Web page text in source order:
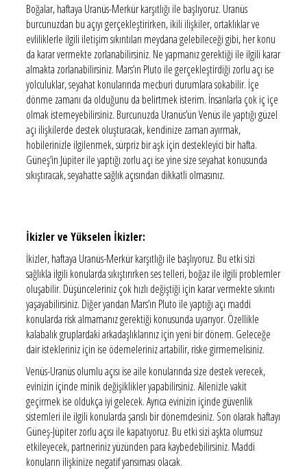
Boğalar, haftaya Uranüs-Merkür karşıtlığı ile başlıyoruz. Uranüs
burcunuzdan bu açıyı gerçekleştirirken, ikili ilişkiler, ortaklıklar ve
evliliklerle ilgili iletişim sıkıntıları meydana gelebileceği gibi, her konu
da karar vermekte zorlanabilirsiniz. Ne yapmanız gerektiği ile ilgili karar
almakta zorlanabilirsiniz. Mars’ın Pluto ile gerçekleştirdiği zorlu açı ise
yolculuklar, seyahat konularında mecburi durumlara sokabilir. İçe
dönme zamanı da olduğunu da belirtmek isterim. İnsanlarla çok iç içe
olmak istemeyebilirsiniz. Burcunuzda Uranüs’ün Venüs ile yaptığı güzel
açı ilişkilerde destek oluşturacak, kendinize zaman ayırmak,
hobilerinizle ilgilenmek, sürpriz bir aşk için destekleyici bir hafta.
Güneş’in Jüpiter ile yaptığı zorlu açı ise yine size seyahat konusunda
sıkıştıracak, seyahatte sağlık açısından dikkatli olmasınız.
İkizler ve Yükselen İkizler:
İkizler, haftaya Uranüs-Merkür karşıtlığı ile başlıyoruz. Bu etki sizi
sağlıkla ilgili konularda sıkıştırırken ses telleri, boğaz ile ilgili problemler
oluşabilir. Düşünceleriniz çok hızlı değiştiği için karar vermekte sıkıntı
yaşayabilirsiniz. Diğer yandan Mars’ın Pluto ile yaptığı açı maddi
konularda risk almamanız gerektiği konusunda uyarıyor. Özellikle
kalabalık gruplardaki arkadaşlıklarınız için yeni bir dönem. Geleceğe
dair istekleriniz için ise ödemeleriniz artabilir, riske girmemelisiniz.
Venüs-Uranüs olumlu açısı ise aile konularında size destek verecek,
evinizin içinde minik değişiklikler yapabilirsiniz. Ailenizle vakit
geçirmek ise oldukça iyi gelecek. Ayrıca evinizin içinde güvenlik
sistemleri ile ilgili konularda şanslı bir dönemdesiniz. Son olarak haftayı
Güneş-Jüpiter zorlu açısı ile kapatıyoruz. Bu etki sizi aşkta olumsuz
etkileyecek, partneriniz yüzünden para kaybedebilirsiniz. Maddi
konuların ilişkinize negatif yansıması olacak.